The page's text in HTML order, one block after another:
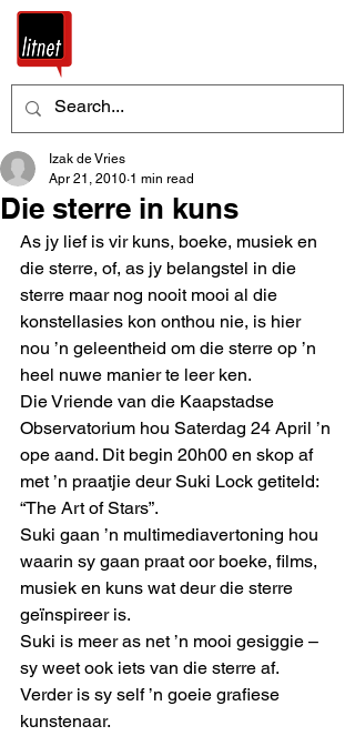
Die sterre in kuns
Izak de Vries
Apr 21, 2010 1 min read
As jy lief is vir kuns, boeke, musiek en
die sterre, of, as jy belangstel in die
sterre maar nog nooit mooi al die
konstellasies kon onthou nie, is hier
nou ’n geleentheid om die sterre op ’n
heel nuwe manier te leer ken.
Die Vriende van die Kaapstadse
Observatorium hou Saterdag 24 April ’n
ope aand. Dit begin 20h00 en skop af
met ’n praatjie deur Suki Lock getiteld:
“The Art of Stars”.
Suki gaan ’n multimediavertoning hou
waarin sy gaan praat oor boeke, films,
musiek en kuns wat deur die sterre
geïnspireer is.
Suki is meer as net ’n mooi gesiggie –
sy weet ook iets van die sterre af.
Verder is sy self ’n goeie grafiese
kunstenaar.